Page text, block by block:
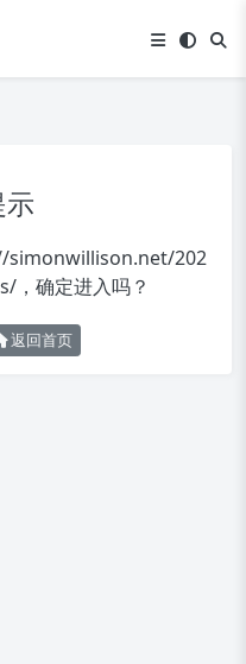
simonwillison.net/202
，确定进入吗？
返回首页